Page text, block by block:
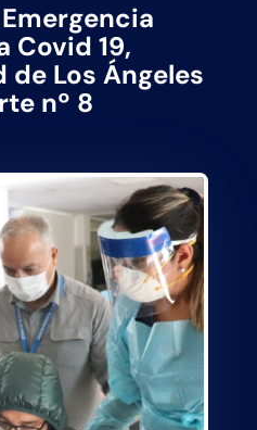
Covid 19,
Los Ángeles
nº 8